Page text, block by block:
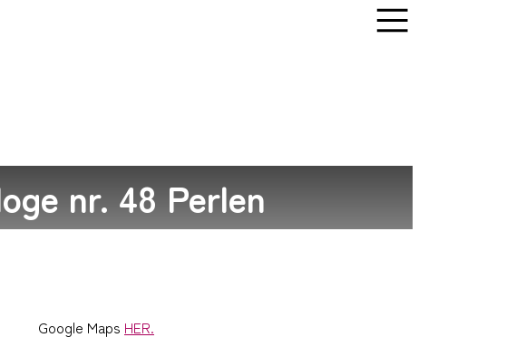
nr. 48 Perlen
Google Maps HER.